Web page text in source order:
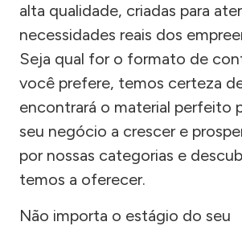
alta qualidade, criadas para
necessidades reais dos
Seja qual for o formato de
você prefere, temos certeza
encontrará o material perfeito
seu negócio a crescer e
por nossas categorias e
temos a oferecer.
Não importa o estágio do seu